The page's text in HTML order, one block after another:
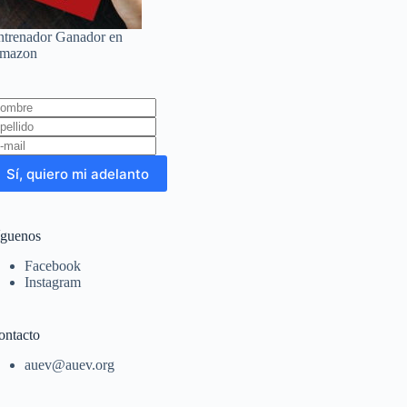
Ganador en
Sí, quiero mi adelanto
Facebook
Instagram
auev@auev.org